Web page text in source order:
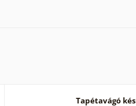
Tapétavágó kés